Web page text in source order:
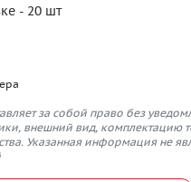
- 20 шт
за собой право без
внешний вид, комплектацию
Указанная информация не